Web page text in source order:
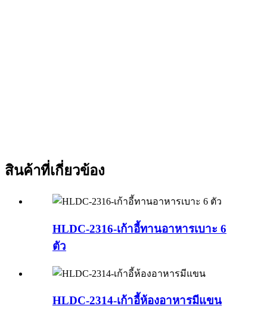
สินค้าที่เกี่ยวข้อง
HLDC-2316-เก้าอี้ทานอาหารเบาะ 6
ตัว
HLDC-2314-เก้าอี้ห้องอาหารมีแขน